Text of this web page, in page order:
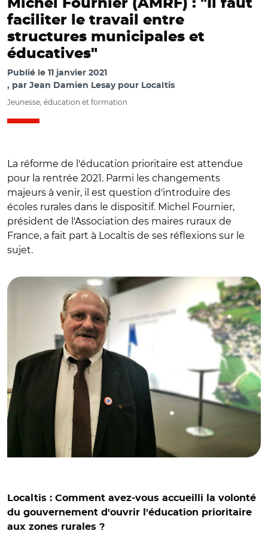
Michel Fournier (AMRF) : "Il faut
faciliter le travail entre
structures municipales et
éducatives"
Publié le 11 janvier 2021
par Jean Damien Lesay pour Localtis
Jeunesse, éducation et formation
La réforme de l'éducation prioritaire est attendue
pour la rentrée 2021. Parmi les changements
majeurs à venir, il est question d'introduire des
écoles rurales dans le dispositif. Michel Fournier,
président de l'Association des maires ruraux de
France, a fait part à Localtis de ses réflexions sur le
sujet.
Localtis : Comment avez-vous accueilli la volonté
du gouvernement d'ouvrir l'éducation prioritaire
aux zones rurales ?